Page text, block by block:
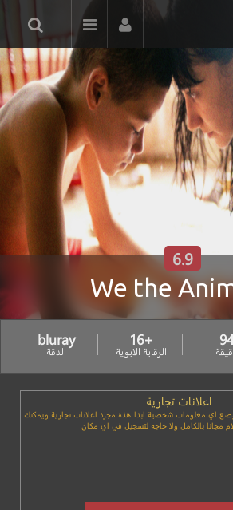
We the
6.9
94
+16
الرقابة الابوية
bluray
الدقة
اعلانات تجارية
اي معلومات شخصية ابدا هذه مجرد اعلانات تجارية ويمكنك
مجانا بالكامل ولا حاجه لتسجيل في اي مكان